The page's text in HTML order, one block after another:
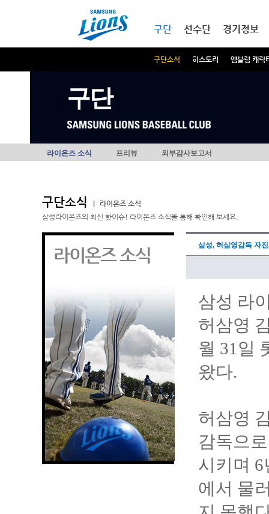
구단
구단소식 히스토리 엠블럼 캐릭
선수단 경기정보
구단
라이온즈 소식 프리뷰 외부감사보고서
구단소식
라이온즈 소식
삼성라이온즈의 최신 핫이슈! 라이온즈 소식을 통해 확인해 보세요.
라이온즈 소식 삼성, 허삼영감독 자
삼성 라
허삼영
월 31일
왔다.
허삼영
감독으
시키며
에서 물